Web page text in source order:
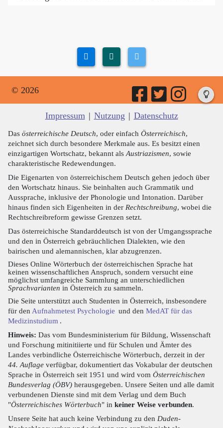
© 2026
Impressum | Nutzung | Datenschutz
Das österreichische Deutsch, oder einfach Österreichisch,
zeichnet sich durch besondere Merkmale aus. Es besitzt einen
einzigartigen Wortschatz, bekannt alsAustriazismen, sowie
charakteristische Redewendungen.
Die Eigenarten von österreichischem Deutsch gehen jedoch über
den Wortschatz hinaus. Sie beinhalten auch Grammatik und
Aussprache, inklusive der Phonologie und Intonation. Darüber
hinaus finden sich Eigenheiten in der Rechtschreibung, wobei die
Rechtschreibreform gewisse Grenzen setzt.
Das österreichische Standarddeutsch ist von der Umgangssprache
und den in Österreich gebräuchlichen Dialekten, wie den
bairischen und alemannischen, klar abzugrenzen.
Dieses Online Wörterbuch der österreichischen Sprache hat
keinen wissenschaftlichen Anspruch, sondern versucht eine
möglichst umfangreiche Sammlung an unterschiedlichen
Sprachvarianten in Österreich zu sammeln.
Die Seite unterstützt auch Studenten in Österreich, insbesondere
für den Aufnahmetest Psychologie und den MedAT für das
Medizinstudium .
Hinweis: Das vom Bundesministerium für Bildung, Wissenschaft
und Forschung mitinitiierte und für Schulen und Ämter des
Landes verbindliche Österreichische Wörterbuch, derzeit in der
44. Auflage verfügbar, dokumentiert das Vokabular der deutschen
Sprache in Österreich seit 1951 und wird vom Österreichischen
Bundesverlag (ÖBV) herausgegeben. Unsere Seiten und alle damit
verbundenen Dienste sind mit dem Verlag und dem Buch
"Österreichisches Wörterbuch" in keiner Weise verbunden.
Unsere Seite hat auch keine Verbindung zu den Duden-